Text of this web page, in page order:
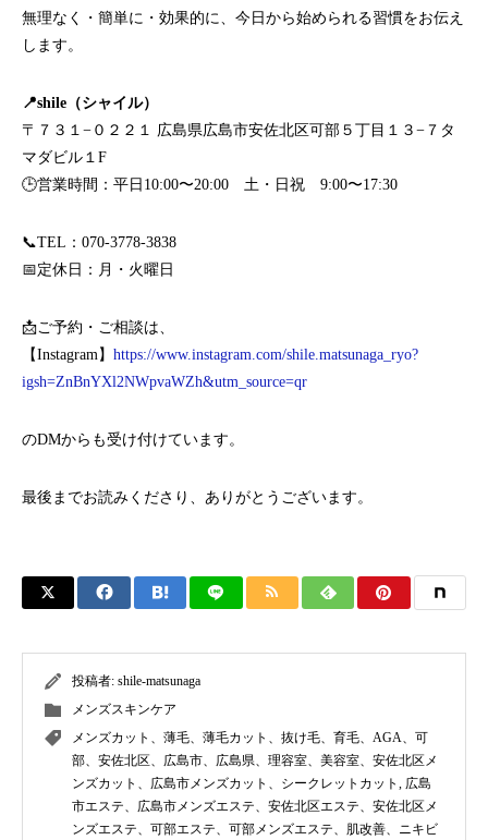
無理なく・簡単に・効果的に、今日から始められる習慣をお伝え
します。
📍shile（シャイル）
〒７３１−０２２１ 広島県広島市安佐北区可部５丁目１３−７タ
マダビル１F
🕒営業時間：平日10:00〜20:00 土・日祝 9:00〜17:30
📞TEL：070-3778-3838
📅定休日：月・火曜日
📩ご予約・ご相談は、
【Instagram】 https://www.instagram.com/shile.matsunaga_ryo?
igsh=ZnBnYXl2NWpvaWZh&utm_source=qr
のDMからも受け付けています。
最後までお読みくださり、ありがとうございます。
投稿者: shile-matsunaga
メンズスキンケア
メンズカット、薄毛、薄毛カット、抜け毛、育毛、AGA、可
部、安佐北区、広島市、広島県、理容室、美容室、安佐北区メ
ンズカット、広島市メンズカット、シークレットカット , 広島
市エステ、広島市メンズエステ、安佐北区エステ、安佐北区メ
ンズエステ、可部エステ、可部メンズエステ、肌改善、ニキビ